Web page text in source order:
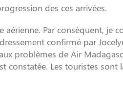
des ces arrivées.
Par conséquent, je
confirmé par
problèmes de Air
constatée. Les touristes sont